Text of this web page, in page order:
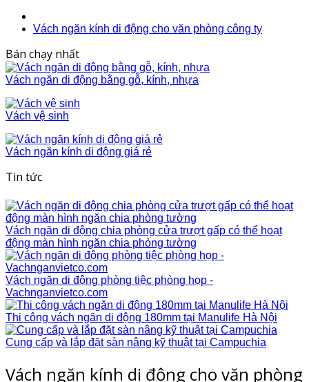
Vách ngăn kính di động cho văn phòng công ty
Bán chạy nhất
Vách ngăn di động bằng gỗ, kính, nhựa
Vách vệ sinh
Vách ngăn kính di động giá rẻ
Tin tức
Vách ngăn di động chia phòng cửa trượt gấp có thể hoạt
động màn hình ngăn chia phòng tường
Vách ngăn di động phòng tiệc phòng họp -
Vachnganvietco.com
Thi công vách ngăn di động 180mm tại Manulife Hà Nội
Cung cấp và lắp đặt sàn nâng kỹ thuật tại Campuchia
Vách ngăn kính di động cho văn phòng